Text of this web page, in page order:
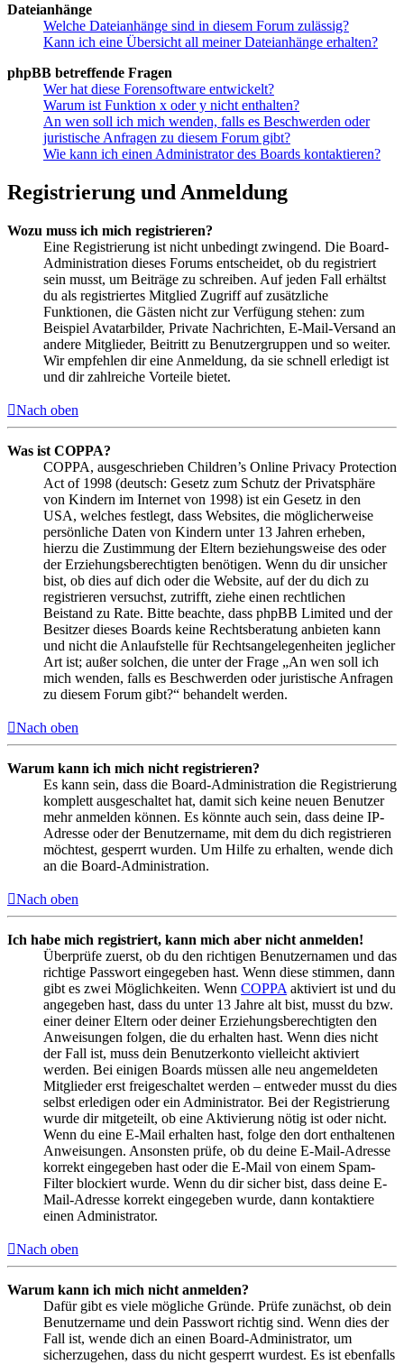
Dateianhänge
Welche Dateianhänge sind in diesem Forum zulässig?
Kann ich eine Übersicht all meiner Dateianhänge erhalten?
phpBB betreffende Fragen
Wer hat diese Forensoftware entwickelt?
Warum ist Funktion x oder y nicht enthalten?
An wen soll ich mich wenden, falls es Beschwerden oder
juristische Anfragen zu diesem Forum gibt?
Wie kann ich einen Administrator des Boards kontaktieren?
Registrierung und Anmeldung
Wozu muss ich mich registrieren?
Eine Registrierung ist nicht unbedingt zwingend. Die Board-
Administration dieses Forums entscheidet, ob du registriert
sein musst, um Beiträge zu schreiben. Auf jeden Fall erhältst
du als registriertes Mitglied Zugriff auf zusätzliche
Funktionen, die Gästen nicht zur Verfügung stehen: zum
Beispiel Avatarbilder, Private Nachrichten, E-Mail-Versand an
andere Mitglieder, Beitritt zu Benutzergruppen und so weiter.
Wir empfehlen dir eine Anmeldung, da sie schnell erledigt ist
und dir zahlreiche Vorteile bietet.
Nach oben
Was ist COPPA?
COPPA, ausgeschrieben Children’s Online Privacy Protection
Act of 1998 (deutsch: Gesetz zum Schutz der Privatsphäre
von Kindern im Internet von 1998) ist ein Gesetz in den
USA, welches festlegt, dass Websites, die möglicherweise
persönliche Daten von Kindern unter 13 Jahren erheben,
hierzu die Zustimmung der Eltern beziehungsweise des oder
der Erziehungsberechtigten benötigen. Wenn du dir unsicher
bist, ob dies auf dich oder die Website, auf der du dich zu
registrieren versuchst, zutrifft, ziehe einen rechtlichen
Beistand zu Rate. Bitte beachte, dass phpBB Limited und der
Besitzer dieses Boards keine Rechtsberatung anbieten kann
und nicht die Anlaufstelle für Rechtsangelegenheiten jeglicher
Art ist; außer solchen, die unter der Frage „An wen soll ich
mich wenden, falls es Beschwerden oder juristische Anfragen
zu diesem Forum gibt?“ behandelt werden.
Nach oben
Warum kann ich mich nicht registrieren?
Es kann sein, dass die Board-Administration die Registrierung
komplett ausgeschaltet hat, damit sich keine neuen Benutzer
mehr anmelden können. Es könnte auch sein, dass deine IP-
Adresse oder der Benutzername, mit dem du dich registrieren
möchtest, gesperrt wurden. Um Hilfe zu erhalten, wende dich
an die Board-Administration.
Nach oben
Ich habe mich registriert, kann mich aber nicht anmelden!
Überprüfe zuerst, ob du den richtigen Benutzernamen und das
richtige Passwort eingegeben hast. Wenn diese stimmen, dann
gibt es zwei Möglichkeiten. Wenn COPPA aktiviert ist und du
angegeben hast, dass du unter 13 Jahre alt bist, musst du bzw.
einer deiner Eltern oder deiner Erziehungsberechtigten den
Anweisungen folgen, die du erhalten hast. Wenn dies nicht
der Fall ist, muss dein Benutzerkonto vielleicht aktiviert
werden. Bei einigen Boards müssen alle neu angemeldeten
Mitglieder erst freigeschaltet werden – entweder musst du dies
selbst erledigen oder ein Administrator. Bei der Registrierung
wurde dir mitgeteilt, ob eine Aktivierung nötig ist oder nicht.
Wenn du eine E-Mail erhalten hast, folge den dort enthaltenen
Anweisungen. Ansonsten prüfe, ob du deine E-Mail-Adresse
korrekt eingegeben hast oder die E-Mail von einem Spam-
Filter blockiert wurde. Wenn du dir sicher bist, dass deine E-
Mail-Adresse korrekt eingegeben wurde, dann kontaktiere
einen Administrator.
Nach oben
Warum kann ich mich nicht anmelden?
Dafür gibt es viele mögliche Gründe. Prüfe zunächst, ob dein
Benutzername und dein Passwort richtig sind. Wenn dies der
Fall ist, wende dich an einen Board-Administrator, um
sicherzugehen, dass du nicht gesperrt wurdest. Es ist ebenfalls